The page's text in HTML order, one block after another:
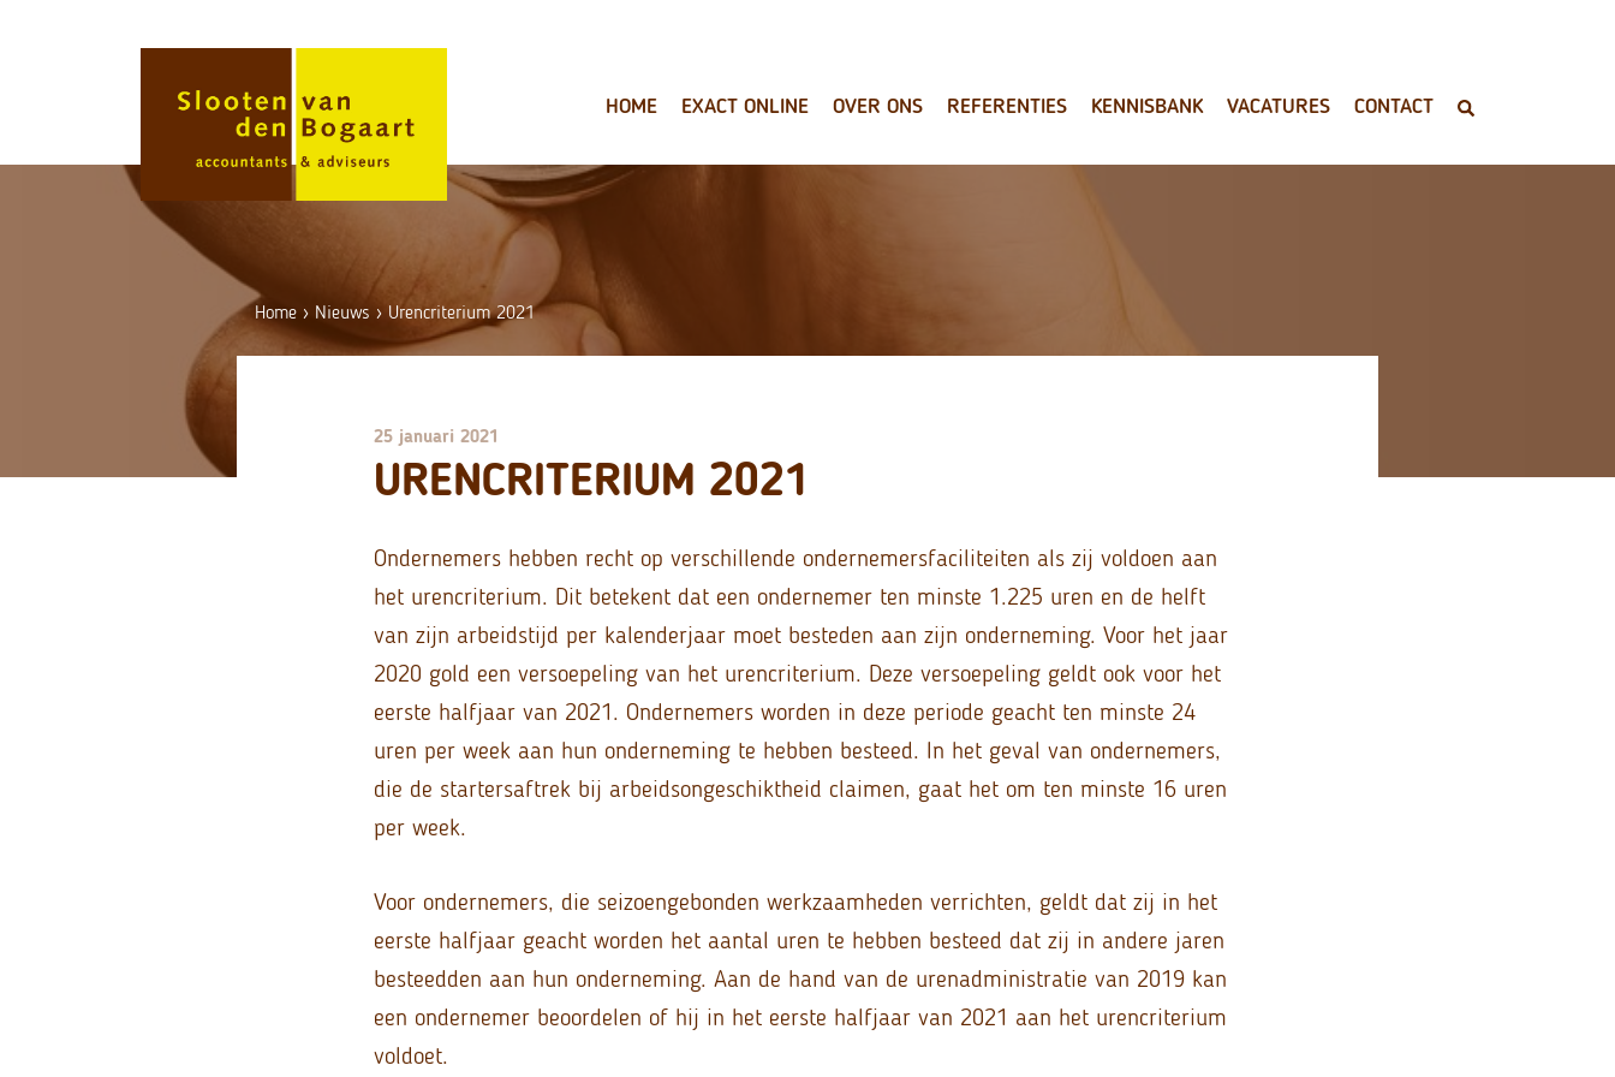
HOME EXACT ONLINE OVER ONS REFERENTIES KENNISBANK VACATURES CONTACT
Home › Nieuws › Urencriterium 2021
25 januari 2021
URENCRITERIUM 2021
Ondernemers hebben recht op verschillende ondernemersfaciliteiten als zij voldoen aan
het urencriterium. Dit betekent dat een ondernemer ten minste 1.225 uren en de helft
van zijn arbeidstijd per kalenderjaar moet besteden aan zijn onderneming. Voor het jaar
2020 gold een versoepeling van het urencriterium. Deze versoepeling geldt ook voor het
eerste halfjaar van 2021. Ondernemers worden in deze periode geacht ten minste 24
uren per week aan hun onderneming te hebben besteed. In het geval van ondernemers,
die de startersaftrek bij arbeidsongeschiktheid claimen, gaat het om ten minste 16 uren
per week.
Voor ondernemers, die seizoengebonden werkzaamheden verrichten, geldt dat zij in het
eerste halfjaar geacht worden het aantal uren te hebben besteed dat zij in andere jaren
besteedden aan hun onderneming. Aan de hand van de urenadministratie van 2019 kan
een ondernemer beoordelen of hij in het eerste halfjaar van 2021 aan het urencriterium
voldoet.